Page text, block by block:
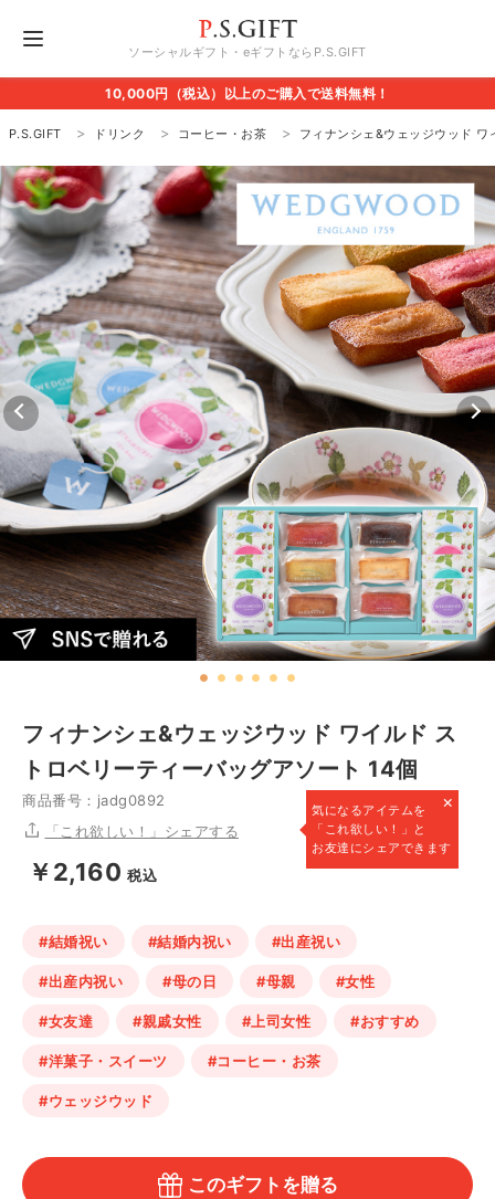
ソーシャルギフト・eギフトならP.S.GIFT
10,000円（税込）以上のご購入で送料無料！
P.S.GIFT ドリンク コーヒー・お茶 フィナンシェ&ウェッジウッド
フィナンシェ&ウェッジウッド ワイルド ス
トロベリーティーバッグアソート 14個
商品番号：jadg0892 ×
気になるアイテムを
「これ欲しい！」と
お友達にシェアできます
「これ欲しい！」シェアする
￥2,160 税込
#結婚祝い #結婚内祝い #出産祝い
#出産内祝い #母の日 #母親 #女性
#女友達 #親戚女性 #上司女性 #おすすめ
#洋菓子・スイーツ #コーヒー・お茶
#ウェッジウッド
このギフトを贈る